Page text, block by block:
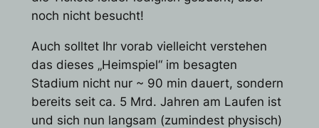
noch nicht besucht!
Auch solltet Ihr vorab vielleicht verstehen
das dieses „Heimspiel“ im besagten
Stadium nicht nur ~ 90 min dauert, sondern
bereits seit ca. 5 Mrd. Jahren am Laufen ist
und sich nun langsam (zumindest physisch)